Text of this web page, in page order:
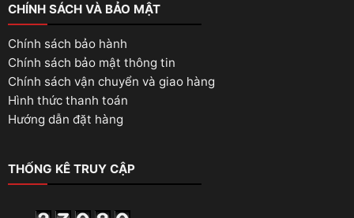
CHÍNH SÁCH VÀ BẢO MẬT
Chính sách bảo hành
Chính sách bảo mật thông tin
Chính sách vận chuyển và giao hàng
Hình thức thanh toán
Hướng dẫn đặt hàng
THỐNG KÊ TRUY CẬP